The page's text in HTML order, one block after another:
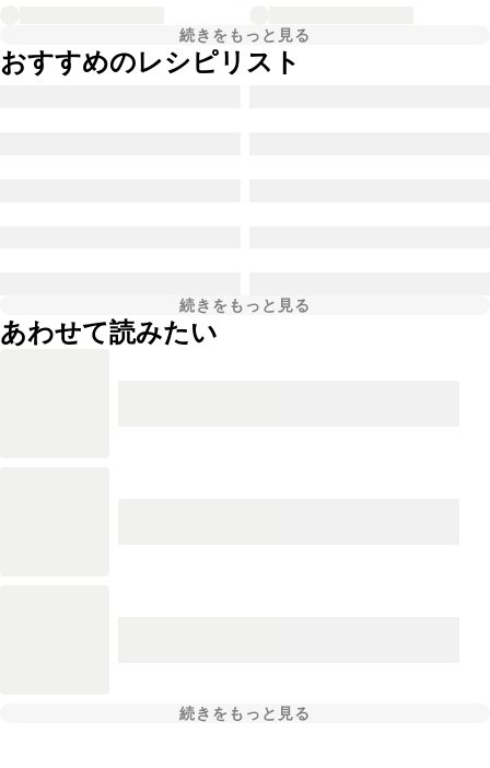
続きをもっと見る
おすすめのレシピリスト
続きをもっと見る
あわせて読みたい
続きをもっと見る